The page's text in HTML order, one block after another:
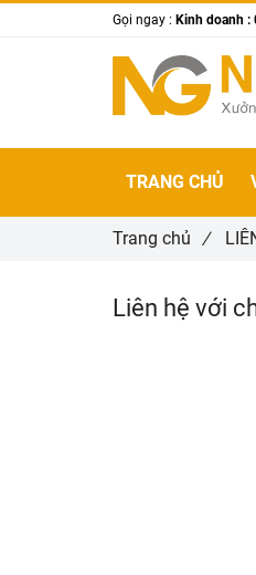
Liên hệ với
Trang chủ /
Gọi ngay : Kinh doanh
TRANG CHỦ